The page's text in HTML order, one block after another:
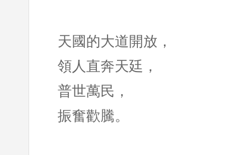
天國的大道開放，
領人直奔天廷，
普世萬民，
振奮歡騰。